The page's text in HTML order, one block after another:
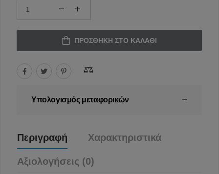
ΠΡΟΣΘΉΚΗ ΣΤΟ ΚΑΛΆΘΙ
Υπολογισμός μεταφορικών
Περιγραφή Χαρακτηριστικά
Αξιολογήσεις (0)